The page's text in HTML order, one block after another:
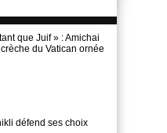
que Juif » : Amichai
du Vatican ornée
défend ses choix